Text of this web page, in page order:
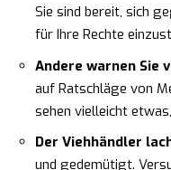
Sie sind bereit, sich
für Ihre Rechte
Andere warnen Sie
auf Ratschläge von
sehen vielleicht
Der Viehhändler
und gedemütigt.